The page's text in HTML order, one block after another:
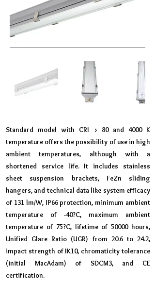
Standard model with CRI > 80 and 4000 K
temperature offers the possibility of use in high
ambient temperatures, although with a
shortened service life. It includes stainless
sheet suspension brackets, FeZn sliding
hangers, and technical data like system efficacy
of 131 lm/W, IP66 protection, minimum ambient
temperature of -40?C, maximum ambient
temperature of 75?C, lifetime of 50000 hours,
Unified Glare Ratio (UGR) from 20.6 to 24.2,
impact strength of IK10, chromaticity tolerance
(initial MacAdam) of SDCM3, and CE
certification.